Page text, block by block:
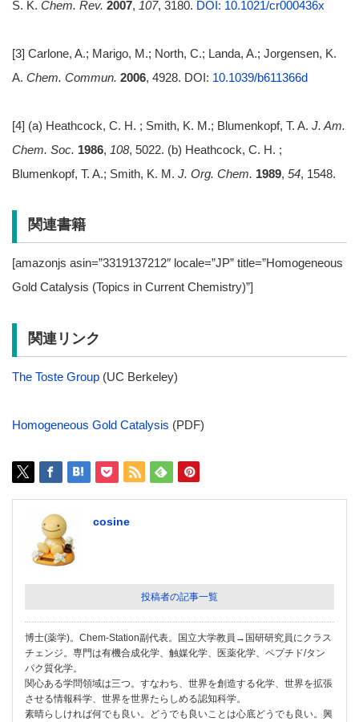
S. K. Chem. Rev. 2007, 107, 3180. DOI: 10.1021/cr000436x
[3] Carlone, A.; Marigo, M.; North, C.; Landa, A.; Jorgensen, K.
A. Chem. Commun. 2006, 4928. DOI: 10.1039/b611366d
[4] (a) Heathcock, C. H. ; Smith, K. M.; Blumenkopf, T. A. J. Am.
Chem. Soc. 1986, 108, 5022. (b) Heathcock, C. H. ;
Blumenkopf, T. A.; Smith, K. M. J. Org. Chem. 1989, 54, 1548.
関連書籍
[amazonjs asin=”3319137212″ locale=”JP” title=”Homogeneous
Gold Catalysis (Topics in Current Chemistry)”]
関連リンク
The Toste Group (UC Berkeley)
Homogeneous Gold Catalysis (PDF)
cosine
投稿者の記事一覧
博士(薬学)。Chem-Station副代表。国立大学教員→国研研究員にクラス
チェンジ。専門は有機合成化学、触媒化学、医薬化学、ペプチド/タン
パク質化学。
関心ある学問領域は三つ。すなわち、世界を創造する化学、世界を拡張
させる情報科学、世界を世界たらしめる認知科学。
素晴らしければ何でも良い。どうでも良いことは心底どうでも良い。興